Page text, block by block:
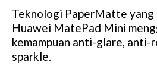
Teknologi PaperMatte yang
Huawei MatePad Mini
kemampuan anti-glare,
sparkle.